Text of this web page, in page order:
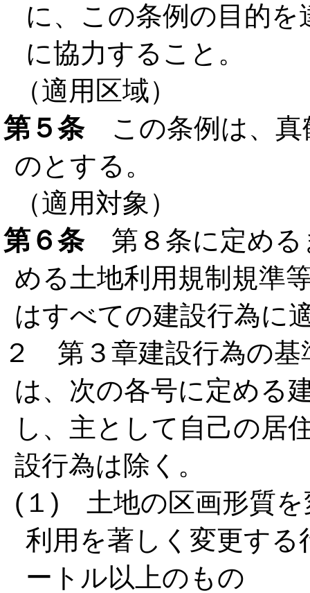
に、この条例の目的
に協力すること。
（適用区域）
第５条この条例は、真
のとする。
（適用対象）
第６条第８条に定める
める土地利用規制規準
はすべての建設行為に
２ 第３章建設行為の基
は、次の各号に定める
し、主として自己の居
設行為は除く。
(１) 土地の区画形質を
利用を著しく変更す
ートル以上のもの